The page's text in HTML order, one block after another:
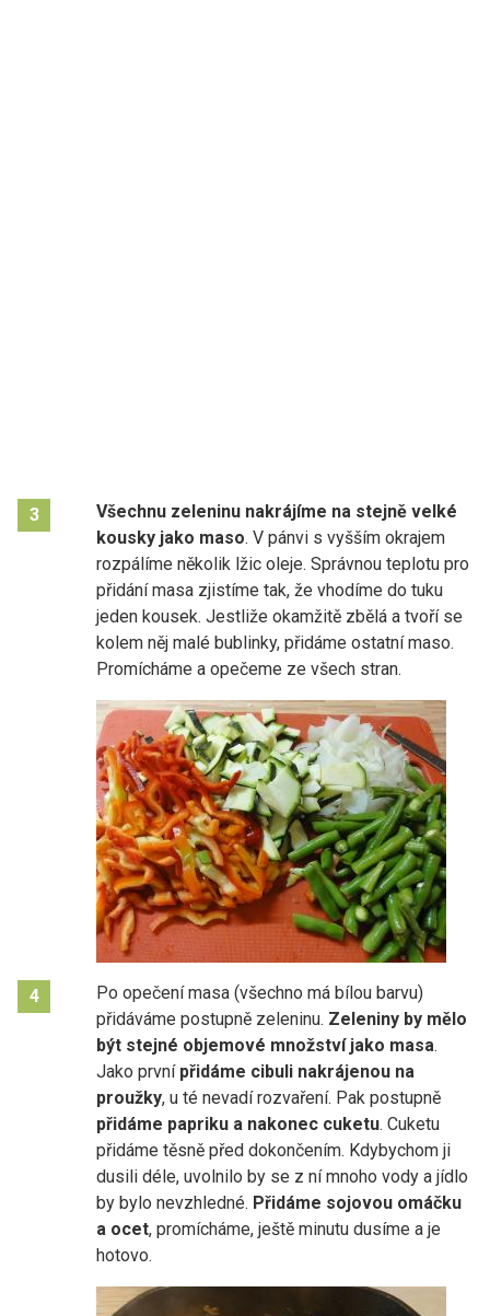
3
Všechnu zeleninu nakrájíme na stejně velké
kousky jako maso. V pánvi s vyšším okrajem
rozpálíme několik lžic oleje. Správnou teplotu pro
přidání masa zjistíme tak, že vhodíme do tuku
jeden kousek. Jestliže okamžitě zbělá a tvoří se
kolem něj malé bublinky, přidáme ostatní maso.
Promícháme a opečeme ze všech stran.
4
Po opečení masa (všechno má bílou barvu)
přidáváme postupně zeleninu. Zeleniny by mělo
být stejné objemové množství jako masa.
Jako první přidáme cibuli nakrájenou na
proužky, u té nevadí rozvaření. Pak postupně
přidáme papriku a nakonec cuketu. Cuketu
přidáme těsně před dokončením. Kdybychom ji
dusili déle, uvolnilo by se z ní mnoho vody a jídlo
by bylo nevzhledné. Přidáme sojovou omáčku
a ocet, promícháme, ještě minutu dusíme a je
hotovo.